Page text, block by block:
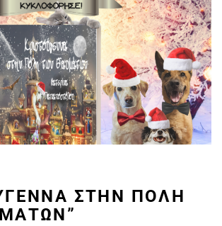
ΣΤΗΝ ΠΌΛΗ